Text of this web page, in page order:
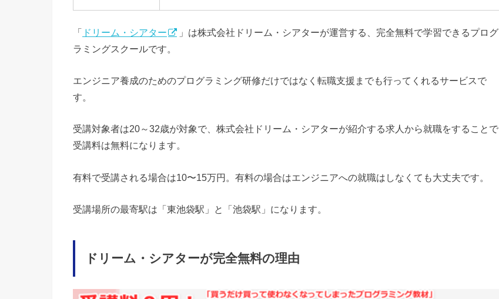
「 ドリーム・シアター
」は株式会社ドリーム・シアターが運営する、完全無料で学習できるプログ
ラミングスクールです。
エンジニア養成のためのプログラミング研修だけではなく転職支援までも行ってくれるサービスで
す。
受講対象者は20～32歳が対象で、株式会社ドリーム・シアターが紹介する求人から就職をすることで
受講料は無料になります。
有料で受講される場合は10〜15万円。有料の場合はエンジニアへの就職はしなくても大丈夫です。
受講場所の最寄駅は「東池袋駅」と「池袋駅」になります。
ドリーム・シアターが完全無料の理由